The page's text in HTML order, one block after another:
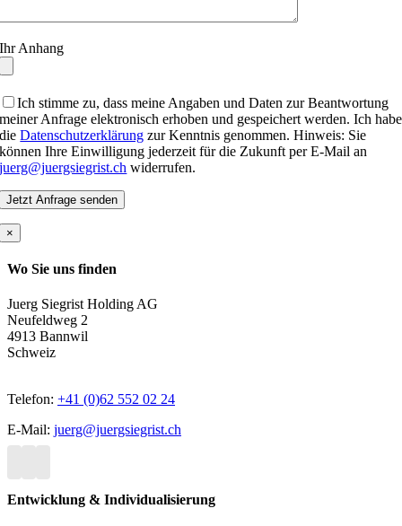
Ihr Anhang
Ich stimme zu, dass meine Angaben und Daten zur Beantwortung
meiner Anfrage elektronisch erhoben und gespeichert werden. Ich habe
dieDatenschutzerklärung zur Kenntnis genommen. Hinweis: Sie
können Ihre Einwilligung jederzeit für die Zukunft per E-Mail an
juerg@juergsiegrist.ch widerrufen.
×
Wo Sie uns finden
Juerg Siegrist Holding AG
Neufeldweg 2
4913 Bannwil
Schweiz
Telefon: +41 (0)62 552 02 24
E-Mail: juerg@juergsiegrist.ch
Entwicklung & Individualisierung